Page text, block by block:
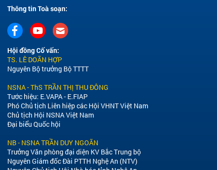
Thông tin Toà soạn:
Hội đồng Cố vấn:
TS. LÊ DOÃN HỢP
Nguyên Bộ trưởng Bộ TTTT
NSNA - ThS TRẦN THỊ THU ĐÔNG
Tước hiệu: E.VAPA - E.FIAP
Phó Chủ tịch Liên hiệp các Hội VHNT Việt Nam
Chủ tịch Hội NSNA Việt Nam
Đại biểu Quốc hội
NB - NSNA TRẦN DUY NGOÃN
Trưởng Văn phòng đại diện KV Bắc Trung bộ
Nguyên Giám đốc Đài PTTH Nghệ An (NTV)